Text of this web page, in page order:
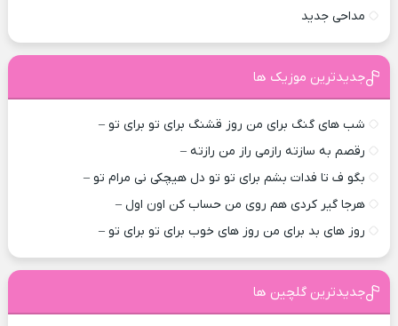
مداحی جدید
جدیدترین موزیک ها
شب های گنگ برای من روز قشنگ برای تو برای تو –
رقصم به سازته رازمی راز من رازته –
بگو ف تا فدات بشم برای تو تو دل هیچکی نی مرام تو –
هرجا گیر کردی هم روی من حساب کن اون اول –
روز های بد برای من روز های خوب برای تو برای تو –
جدیدترین گلچین ها